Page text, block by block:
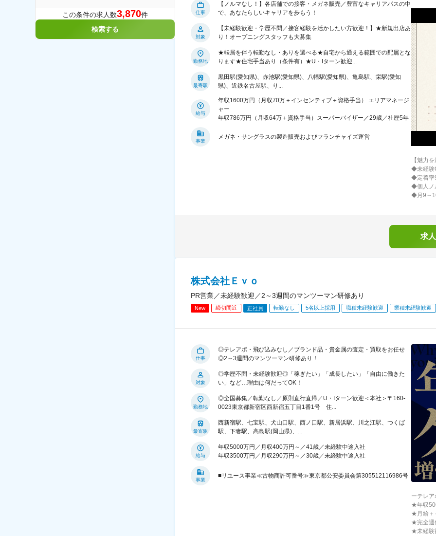
この条件の求人数3,870件
検索する
仕事
【ノルマなし！】各店舗での接客・メガネ販売／豊富なキャリアパスの中
で、あなたらしいキャリアを歩もう！
対象
【未経験歓迎・学歴不問／接客経験を活かしたい方歓迎！】★新規出店あ
り！オープニングスタッフも大募集
勤務地
★転居を伴う転勤なし・ありを選べる★自宅から通える範囲での配属とな
ります★住宅手当あり（条件有）★U・Iターン歓迎...
最寄駅
黒田駅(愛知県)、赤池駅(愛知県)、八幡駅(愛知県)、亀島駅、栄駅(愛知
県)、近鉄名古屋駅、り...
給与
年収1600万円（月収70万＋インセンティブ＋資格手当） エリアマネージ
ャー
年収786万円（月収64万＋資格手当）スーパーバイザー／29歳／社歴5年
事業
メガネ・サングラスの製造販売およびフランチャイズ運営
【魅力
◆未経験
◆定着率
◆個人ノ
◆月9～
求
株式会社Ｅｖｏ
PR営業／未経験歓迎／2～3週間のマンツーマン研修あり
New 締切間近 正社員 転勤なし 5名以上採用 職種未経験歓迎 業種未経験歓迎
仕事
◎テレアポ・飛び込みなし／ブランド品・貴金属の査定・買取をお任せ
◎2～3週間のマンツーマン研修あり！
対象
◎学歴不問・未経験歓迎◎「稼ぎたい」「成長したい」「自由に働きた
い」など…理由は何だってOK！
勤務地
◎全国募集／転勤なし／原則直行直帰／U・Iターン歓迎＜本社＞〒160-
0023東京都新宿区西新宿五丁目1番1号 住...
最寄駅
西新宿駅、七宝駅、犬山口駅、西ノ口駅、新居浜駅、川之江駅、つくば
駅、下妻駅、高島駅(岡山県)、...
給与
年収5000万円／月収400万円～／41歳／未経験中途入社
年収3500万円／月収290万円～／30歳／未経験中途入社
事業
■リユース事業≪古物商許可番号≫東京都公安委員会第305512116986号
ーテレ
★年収
★月給＋
★完全週
★未経験